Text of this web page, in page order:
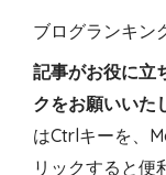
ブログランキン
記事がお役に立
クをお願いいた
はCtrlキーを、
リックすると便